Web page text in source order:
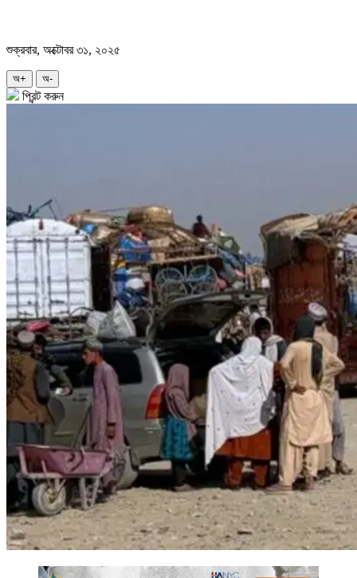
শুক্রবার, অক্টোবর ৩১, ২০২৫
অ+ অ-
প্রিন্ট করুন